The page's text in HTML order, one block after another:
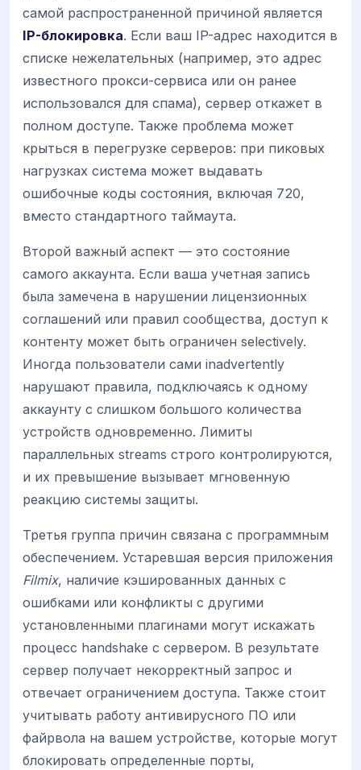
самой распространенной причиной является
IP-блокировка. Если ваш IP-адрес находится в
списке нежелательных (например, это адрес
известного прокси-сервиса или он ранее
использовался для спама), сервер откажет в
полном доступе. Также проблема может
крыться в перегрузке серверов: при пиковых
нагрузках система может выдавать
ошибочные коды состояния, включая 720,
вместо стандартного таймаута.
Второй важный аспект — это состояние
самого аккаунта. Если ваша учетная запись
была замечена в нарушении лицензионных
соглашений или правил сообщества, доступ к
контенту может быть ограничен selectively.
Иногда пользователи сами inadvertently
нарушают правила, подключаясь к одному
аккаунту с слишком большого количества
устройств одновременно. Лимиты
параллельных streams строго контролируются,
и их превышение вызывает мгновенную
реакцию системы защиты.
Третья группа причин связана с программным
обеспечением. Устаревшая версия приложения
Filmix, наличие кэшированных данных с
ошибками или конфликты с другими
установленными плагинами могут искажать
процесс handshake с сервером. В результате
сервер получает некорректный запрос и
отвечает ограничением доступа. Также стоит
учитывать работу антивирусного ПО или
файрвола на вашем устройстве, которые могут
блокировать определенные порты,